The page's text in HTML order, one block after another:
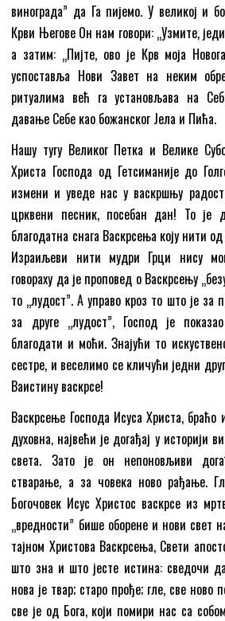
винограда” да Га пијемо. У великој и
Крви Његове Он нам говори: „Узмите,
а затим: „Пијте, ово је Крв моја
успоставља Нови Завет на неким
ритуалима већ га установљава на
давање Себе као божанског Јела и Пића.
Нашу тугу Великог Петка и Велике
Христа Господа од Гетсиманије до
измени и уведе нас у васкршњу
црквени песник, посебан дан! То је
благодатна снага Васкрсења коју нити
Израиљеви нити мудри Грци нису
говораху да је проповед о Васкрсењу
то „лудост”. А управо кроз то што је за
за друге „лудост”, Господ је
благодати и моћи. Знајући то
сестре, и веселимо се кличући једни
Ваистину васкрсе!
Васкрсење Господа Исуса Христа,
духовна, највећи је догађај у историји
света. Зато је он непоновљиви
стварање, а за човека ново рађање.
Богочовек Исус Христос васкрсе из
„вредности” бише оборене и нови свет
тајном Христова Васкрсења, Свети
што зна и што јесте истина: сведочи
нова је твар; старо прође; гле, све ново
све је од Бога, који помири нас са